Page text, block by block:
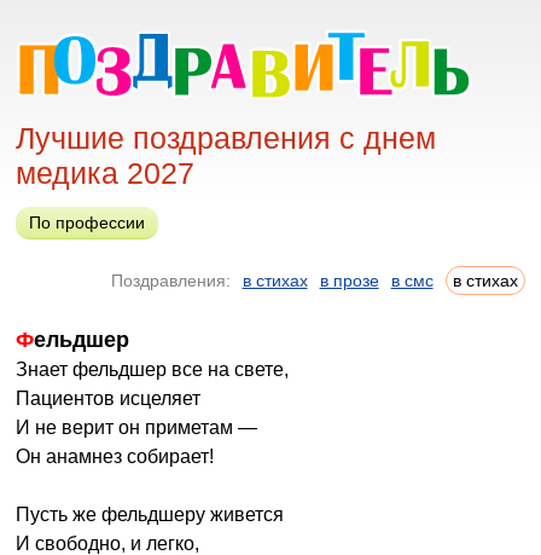
Лучшие поздравления с днем
медика 2027
По профессии
Поздравления: в стихах в прозе в смс в стихах
Фельдшер
Знает фельдшер все на свете,
Пациентов исцеляет
И не верит он приметам —
Он анамнез собирает!
Пусть же фельдшеру живется
И свободно, и легко,